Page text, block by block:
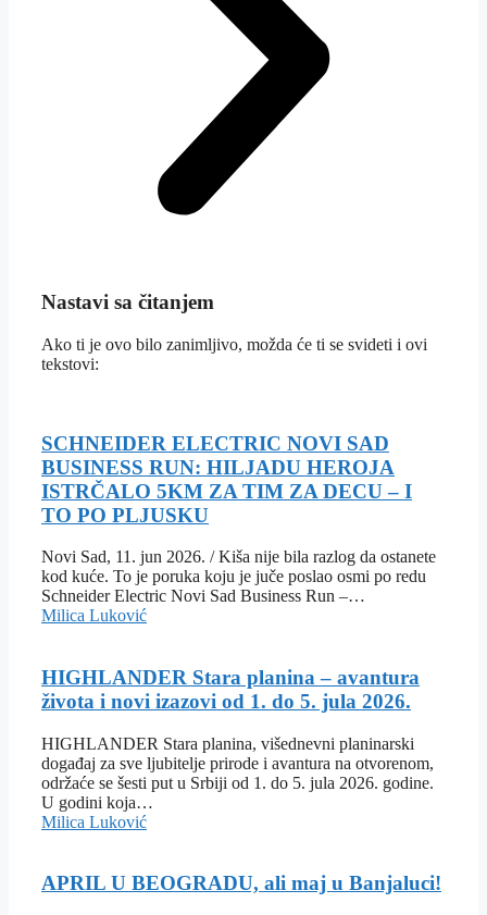
Nastavi sa čitanjem
Ako ti je ovo bilo zanimljivo, možda će ti se svideti i ovi
tekstovi:
SCHNEIDER ELECTRIC NOVI SAD
BUSINESS RUN: HILJADU HEROJA
ISTRČALO 5KM ZA TIM ZA DECU – I
TO PO PLJUSKU
Novi Sad, 11. jun 2026. / Kiša nije bila razlog da ostanete
kod kuće. To je poruka koju je juče poslao osmi po redu
Schneider Electric Novi Sad Business Run –…
Milica Luković
HIGHLANDER Stara planina – avantura
života i novi izazovi od 1. do 5. jula 2026.
HIGHLANDER Stara planina, višednevni planinarski
događaj za sve ljubitelje prirode i avantura na otvorenom,
održaće se šesti put u Srbiji od 1. do 5. jula 2026. godine.
U godini koja…
Milica Luković
APRIL U BEOGRADU, ali maj u Banjaluci!